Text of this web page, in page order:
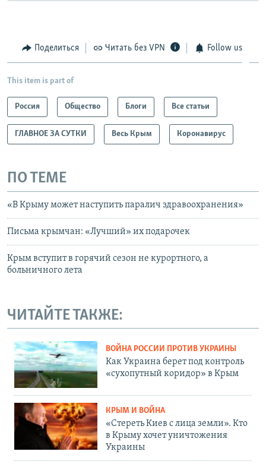
Поделиться Читать без VPN Follow us
This item is part of
Россия Общество Блоги Все статьи
ГЛАВНОЕ ЗА СУТКИ Весь Крым Коронавирус
ПО ТЕМЕ
«В Крыму может наступить паралич здравоохранения»
Письма крымчан: «Лучший» их подарочек
Крым вступит в горячий сезон не курортного, а
больничного лета
ЧИТАЙТЕ ТАКЖЕ:
ВОЙНА РОССИИ ПРОТИВ УКРАИНЫ
Как Украина берет под контроль
«сухопутный коридор» в Крым
КРЫМ И ВОЙНА
«Стереть Киев с лица земли». Кто
в Крыму хочет уничтожения
Украины